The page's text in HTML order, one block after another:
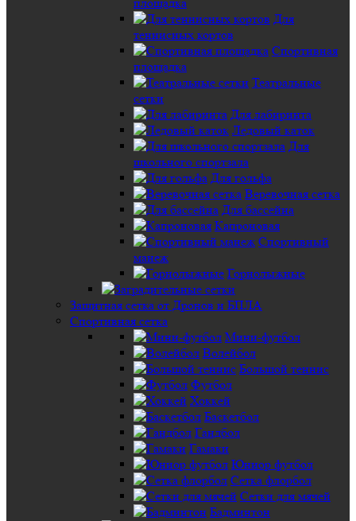
площадка
Для
теннисных кортов
Спортивная
площадка
Театральные
сетки
Для лабиринта
Ледовый каток
Для
школьного спортзала
Для гольфа
Веревочная сетка
Для бассейна
Капроновая
Спортивный
манеж
Горнолыжные
Защитная сетка от Дронов и БПЛА
Спортивная сетка
Мини-футбол
Волейбол
Большой теннис
Футбол
Хоккей
Баскетбол
Гандбол
Гамаки
Юниор футбол
Сетка флорбол
Сетки для мячей
Бадминтон